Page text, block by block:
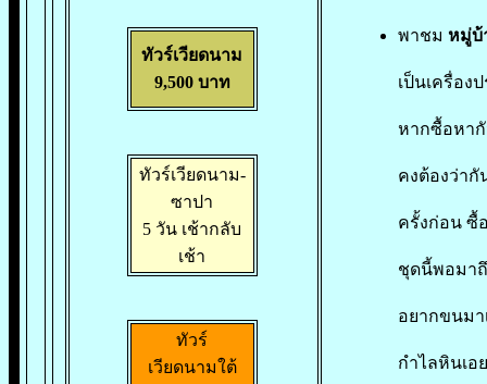
ทัวร์เวียดนาม
9,500 บาท
ทัวร์เวียดนาม-
ซาปา
5 วัน เช้ากลับ
เช้า
ทัวร์
เวียดนามใต้
พาชม หมู่บ้
เป็นเครื่อง
หากซื้อหากั
คงต้องว่า
ครั้งก่อน ซื้
ชุดนี้พอมาถึ
อยากขนมา
กำไลหินเอ